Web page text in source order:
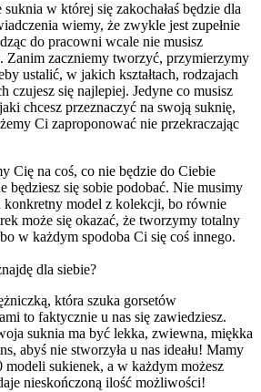
w której się zakochałaś będzie dla
wiemy, że zwykle jest zupełnie
do pracowni wcale nie musisz
Zanim zaczniemy tworzyć, przymierzymy
ustalić, w jakich kształtach, rodzajach
czujesz się najlepiej. Jedyne co musisz
chcesz przeznaczyć na swoją suknię,
Ci zaproponować nie przekraczając
Cię na coś, co nie będzie do Ciebie
będziesz się sobie podobać. Nie musimy
konkretny model z kolekcji, bo równie
może się okazać, że tworzymy totalny
w każdym spodoba Ci się coś innego.
dla siebie?
która szuka gorsetów
to faktycznie u nas się zawiedziesz.
suknia ma być lekka, zwiewna, miękka
abyś nie stworzyła u nas ideału! Mamy
modeli sukienek, a w każdym możesz
nieskończoną ilość możliwości!